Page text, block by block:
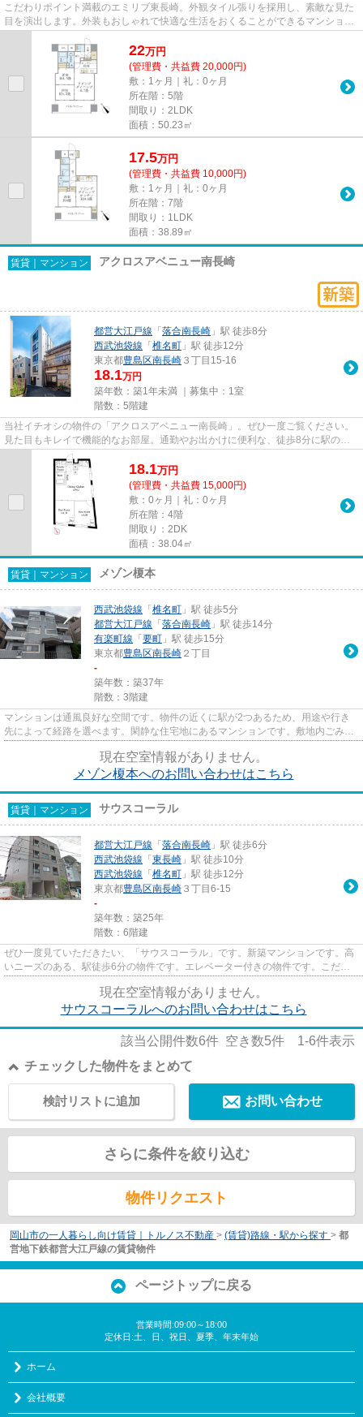
こだわりポイント満載のエミリブ東長崎。外観タイル張りを採用し、素敵な見た
目を演出します。外装もおしゃれで快適な生活をおくることができるマンション
22万円
(管理費・共益費 20,000円)
敷：1ヶ月｜礼：0ヶ月
所在階：5階
間取り：2LDK
面積：50.23㎡
17.5万円
(管理費・共益費 10,000円)
敷：1ヶ月｜礼：0ヶ月
所在階：7階
間取り：1LDK
面積：38.89㎡
賃貸｜マンション アクロスアベニュー南長崎
都営大江戸線 「 落合南長崎 」駅 徒歩8分
西武池袋線 「 椎名町 」駅 徒歩12分
東京都豊島区南長崎 ３丁目15-16
18.1万円
築年数：築1年未満 ｜募集中： 1室
階数：5階建
当社イチオシの物件の「アクロスアベニュー南長崎」。ぜひ一度ご覧ください。
見た目もキレイで機能的なお部屋。通勤やお出かけに便利な、徒歩8分に駅のあ
る物件です。防犯対策もバッチ...
18.1万円
(管理費・共益費 15,000円)
敷：0ヶ月｜礼：0ヶ月
所在階：4階
間取り：2DK
面積：38.04㎡
賃貸｜マンション メゾン榎本
西武池袋線 「 椎名町 」駅 徒歩5分
都営大江戸線 「 落合南長崎 」駅 徒歩14分
有楽町線 「 要町 」駅 徒歩15分
東京都豊島区南長崎 ２丁目
-
築年数：築37年
階数：3階建
マンションは通風良好な空間です。物件の近くに駅が2つあるため、用途や行き
先によって経路を選べます。閑静な住宅地にあるマンションです。敷地内ごみ置
現在空室情報がありません。
メゾン榎本へのお問い合わせはこちら
賃貸｜マンション サウスコーラル
都営大江戸線 「 落合南長崎 」駅 徒歩6分
西武池袋線 「 東長崎 」駅 徒歩10分
西武池袋線 「 椎名町 」駅 徒歩12分
東京都豊島区南長崎 ３丁目6-15
-
築年数：築25年
階数：6階建
ぜひ一度見ていただきたい、「サウスコーラル」です。新築マンションです。高
いニーズのある、駅徒歩6分の物件です。エレベーター付きの物件です。こだわ
現在空室情報がありません。
サウスコーラルへのお問い合わせはこちら
該当公開件数6件 空き数5件 1-6件表示
チェックした物件をまとめて
お問い合わせ
検討リストに追加
さらに条件を絞り込む
物件リクエスト
岡山市の一人暮らし向け賃貸｜トルノス不動産 > (賃貸)路線・駅から探す > 都
営地下鉄都営大江戸線の賃貸物件
ページトップに戻る
営業時間:09:00～18:00
定休日:土、日、祝日、夏季、年末年始
ホーム
会社概要